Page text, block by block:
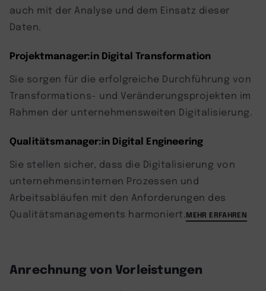
auch mit der Analyse und dem Einsatz dieser
Daten.
Projektmanager:in Digital Transformation
Sie sorgen für die erfolgreiche Durchführung von
Transformations- und Veränderungsprojekten im
Rahmen der unternehmensweiten Digitalisierung.
Qualitätsmanager:in Digital Engineering
Sie stellen sicher, dass die Digitalisierung von
unternehmensinternen Prozessen und
Arbeitsabläufen mit den Anforderungen des
Qualitätsmanagements harmoniert. MEHR ERFAHREN
Anrechnung von Vorleistungen